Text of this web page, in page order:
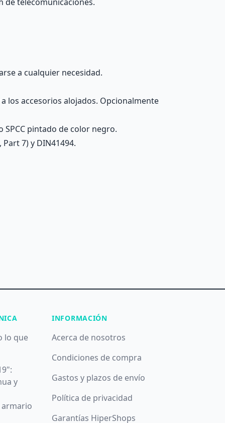
a cualquier necesidad.
los accesorios alojados. Opcionalmente
pintado de color negro.
7) y DIN41494.
lo que
y
armario
INFORMACIÓN
Acerca de nosotros
Condiciones de compra
Gastos y plazos de envío
Política de privacidad
Garantías HiperShops